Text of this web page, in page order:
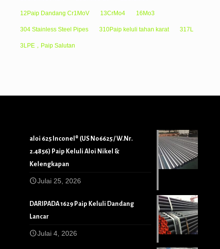
12Paip Dandang Cr1MoV 13CrMo4 16Mo3
304 Stainless Steel Pipes 310Paip keluli tahan karat 317L
3LPE，Paip Salutan
aloi 625 Inconel® (US N06625 / W.Nr.
2.4856) Paip Keluli Aloi Nikel &
Kelengkapan
Julai 25, 2026
DARIPADA 1629 Paip Keluli Dandang
Lancar
Julai 4, 2026